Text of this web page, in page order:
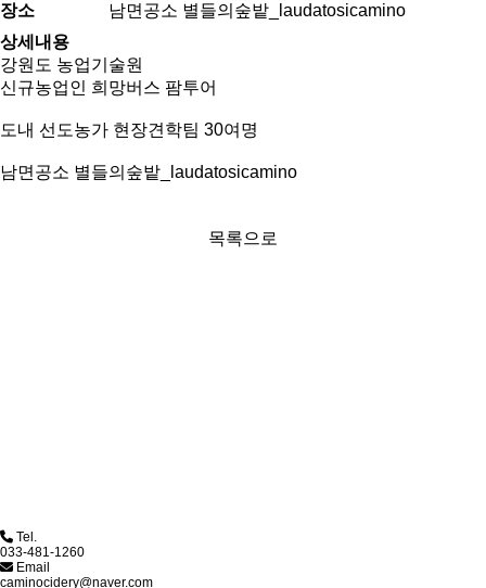
장소
남면공소 별들의숲밭_laudatosicamino
상세내용
강원도 농업기술원
신규농업인 희망버스 팜투어
도내 선도농가 현장견학팀 30여명
남면공소 별들의숲밭_laudatosicamino
목록으로
Tel.
033-481-1260
Email
caminocidery@naver.com